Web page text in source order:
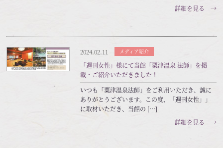
詳細を見る →
2024.02.11 メディア紹介
「週刊女性」様にて当館「粟津温泉 法師」を掲
載・ご紹介いただきました！
いつも「粟津温泉法師」をご利用いただき、誠に
ありがとうございます。この度、「週刊女性」」
に取材いただき、当館の […]
詳細を見る →